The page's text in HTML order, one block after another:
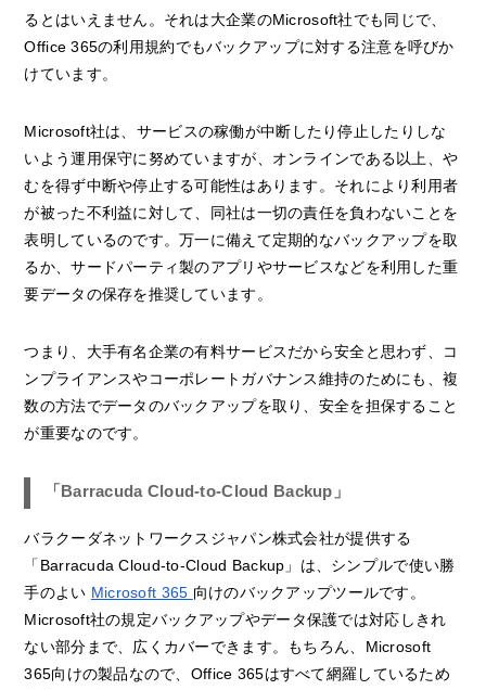
るとはいえません。それは大企業のMicrosoft社でも同じで、
Office 365の利用規約でもバックアップに対する注意を呼びか
けています。
Microsoft社は、サービスの稼働が中断したり停止したりしな
いよう運用保守に努めていますが、オンラインである以上、や
むを得ず中断や停止する可能性はあります。それにより利用者
が被った不利益に対して、同社は一切の責任を負わないことを
表明しているのです。万一に備えて定期的なバックアップを取
るか、サードパーティ製のアプリやサービスなどを利用した重
要データの保存を推奨しています。
つまり、大手有名企業の有料サービスだから安全と思わず、コ
ンプライアンスやコーポレートガバナンス維持のためにも、複
数の方法でデータのバックアップを取り、安全を担保すること
が重要なのです。
「Barracuda Cloud-to-Cloud Backup」
バラクーダネットワークスジャパン株式会社が提供する
「Barracuda Cloud-to-Cloud Backup」は、シンプルで使い勝
手のよい Microsoft 365 向けのバックアップツールです。
Microsoft社の規定バックアップやデータ保護では対応しきれ
ない部分まで、広くカバーできます。もちろん、Microsoft
365向けの製品なので、Office 365はすべて網羅しているため